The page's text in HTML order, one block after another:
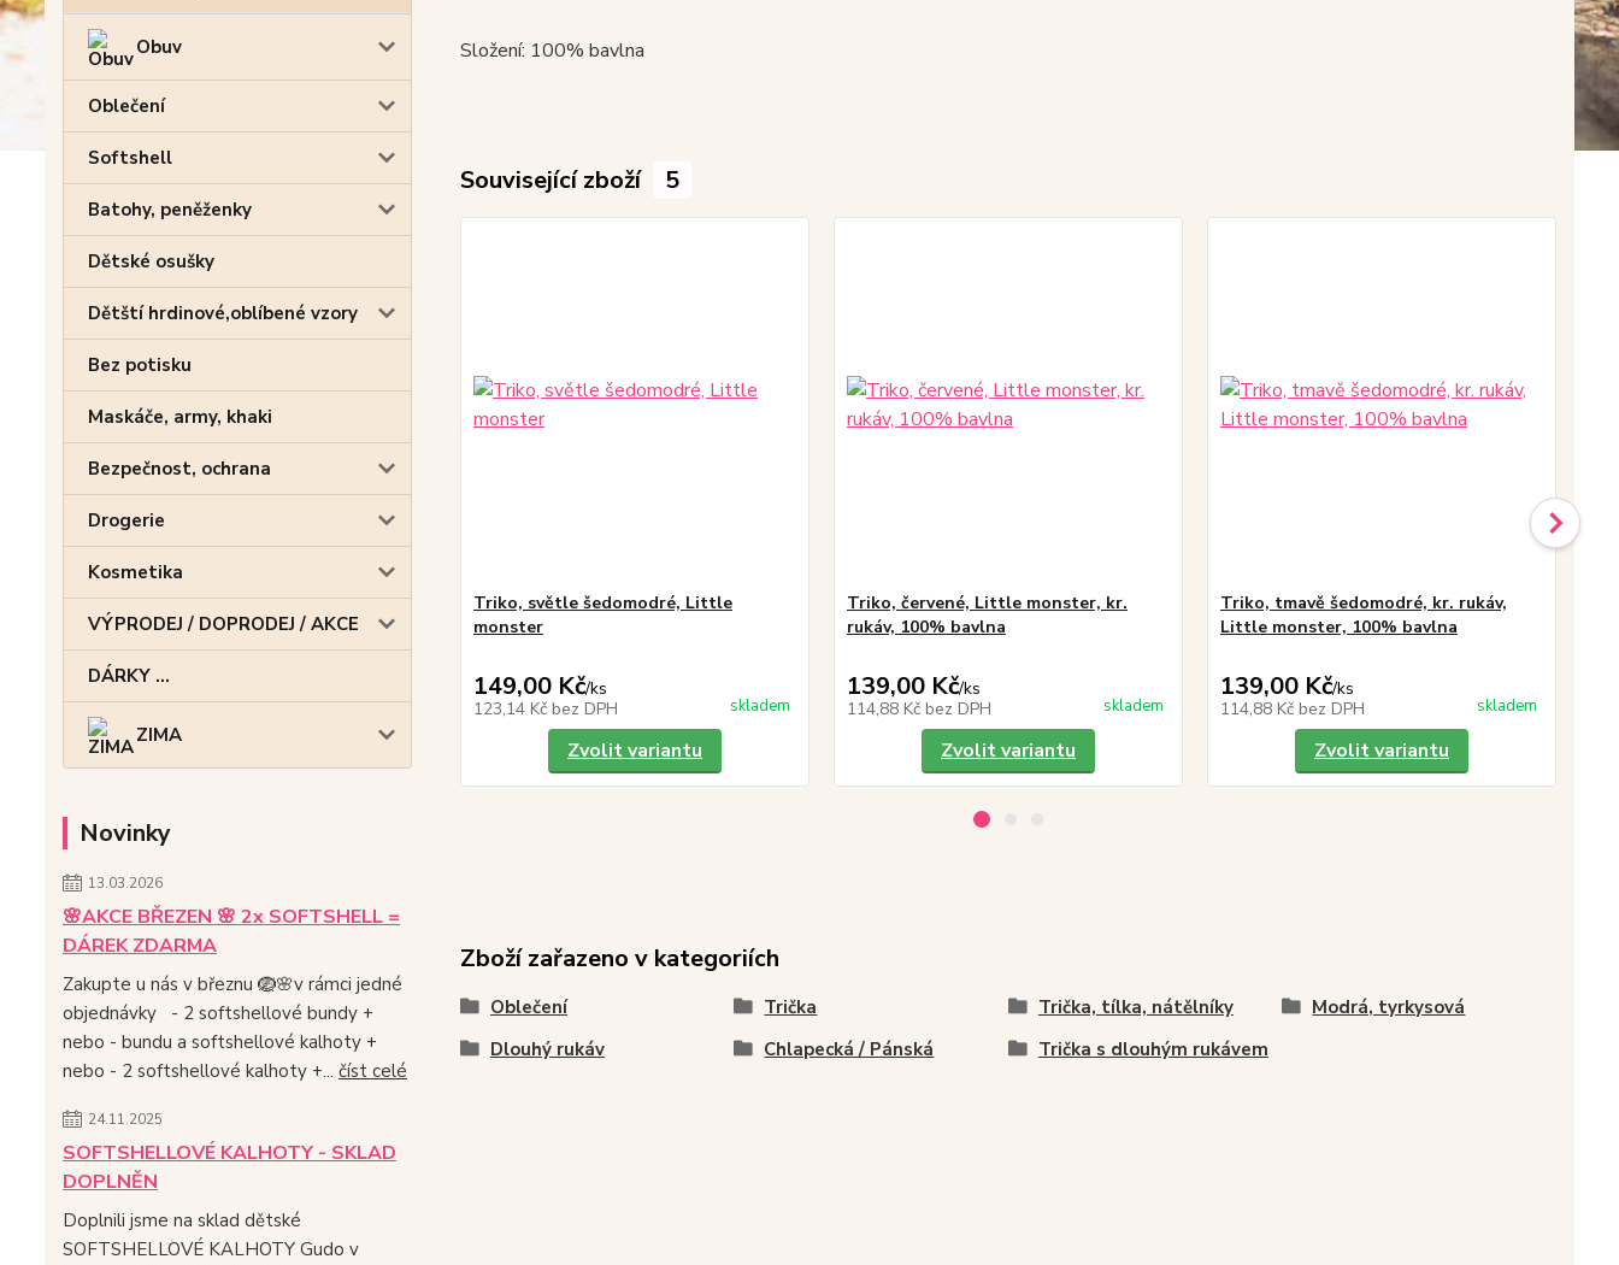
Obuv
Oblečení
Softshell
Batohy, peněženky
Dětské osušky
Dětští hrdinové,oblíbené vzory
Bez potisku
Maskáče, army, khaki
Bezpečnost, ochrana
Drogerie
Kosmetika
VÝPRODEJ / DOPRODEJ / AKCE
DÁRKY ...
ZIMA
Novinky
13.03.2026
🌸AKCE BŘEZEN 🌸 2x SOFTSHELL =
DÁREK ZDARMA
Zakupte u nás v březnu 🪺🌸v rámci jedné
objednávky - 2 softshellové bundy +
nebo - bundu a softshellové kalhoty +
nebo - 2 softshellové kalhoty +... číst celé
24.11.2025
SOFTSHELLOVÉ KALHOTY - SKLAD
DOPLNĚN
Doplnili jsme na sklad dětské
SOFTSHELLOVÉ KALHOTY Gudo v
Složení: 100% bavlna
Související zboží 5
Triko, světle šedomodré, Little
monster
149,00 Kč/ks
123,14 Kč bez DPH skladem
Zvolit variantu
Triko, červené, Little monster, kr.
rukáv, 100% bavlna
139,00 Kč/ks
114,88 Kč bez DPH skladem
Zvolit variantu
Triko, tmavě šedomodré, kr. rukáv,
Little monster, 100% bavlna
139,00 Kč/ks
114,88 Kč bez DPH skladem
Zvolit variantu
Zboží zařazeno v kategoriích
Oblečení Trička Trička, tílka, nátělníky
Modrá, tyrkysová
Dlouhý rukáv
Chlapecká / Pánská Trička s dlouhým rukávem